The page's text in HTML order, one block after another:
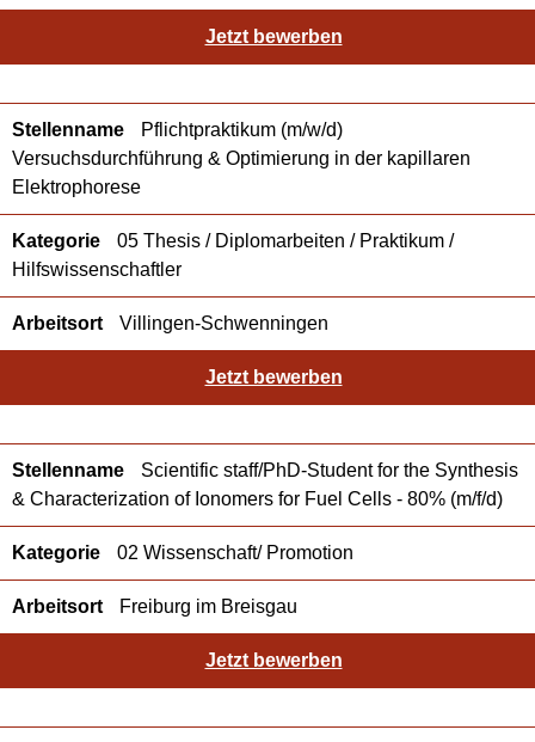
Jetzt bewerben
Pflichtpraktikum (m/w/d)
Versuchsdurchführung & Optimierung in der kapillaren
Elektrophorese
05 Thesis / Diplomarbeiten / Praktikum /
Hilfswissenschaftler
Villingen-Schwenningen
Jetzt bewerben
Scientific staff/PhD-Student for the Synthesis
& Characterization of Ionomers for Fuel Cells - 80% (m/f/d)
02 Wissenschaft/ Promotion
Freiburg im Breisgau
Jetzt bewerben